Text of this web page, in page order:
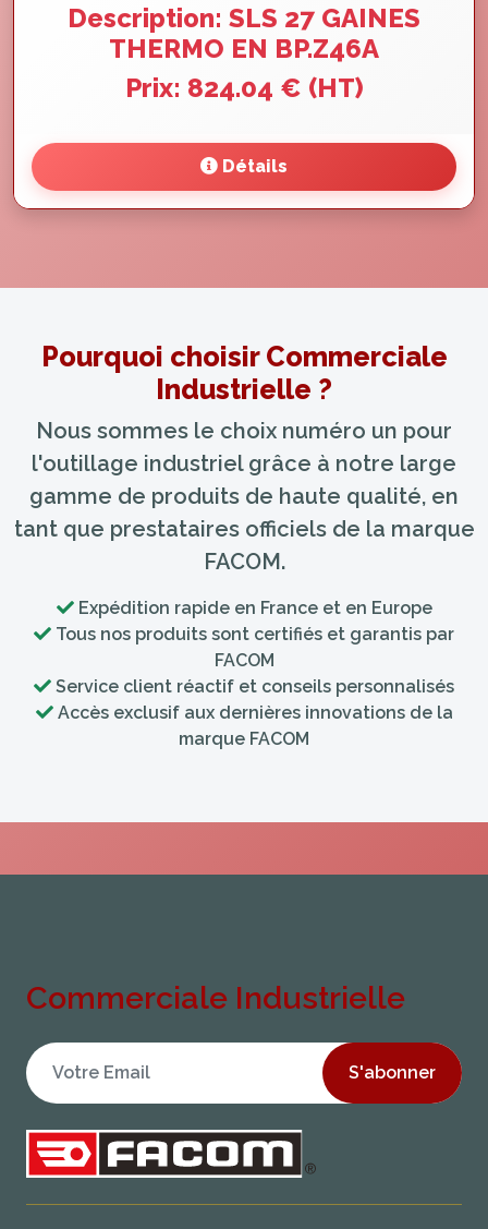
Description: SLS 27 GAINES
THERMO EN BP.Z46A
Prix: 824.04 € (HT)
Détails
Pourquoi choisir Commerciale
Industrielle ?
Nous sommes le choix numéro un pour
l'outillage industriel grâce à notre large
gamme de produits de haute qualité, en
tant que prestataires officiels de la marque
FACOM.
Expédition rapide en France et en Europe
Tous nos produits sont certifiés et garantis par
FACOM
Service client réactif et conseils personnalisés
Accès exclusif aux dernières innovations de la
marque FACOM
Commerciale Industrielle
S'abonner